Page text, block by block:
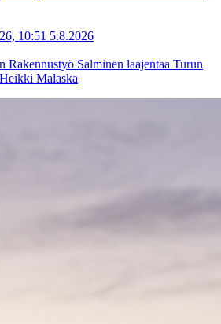
10:51 5.8.2026
Rakennustyö Salminen laajentaa Turun
Malaska